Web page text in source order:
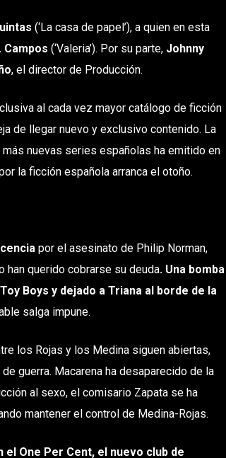
(‘La casa de papel’), a quien en esta
Campos (‘Valeria’). Por su parte, Johnny
, el director de Producción.
al cada vez mayor catálogo de ficción
de llegar nuevo y exclusivo contenido. La
más nuevas series españolas ha emitido en
la ficción española arranca el otoño.
por el asesinato de Philip Norman,
han querido cobrarse su deuda. Una bomba
Boys y dejado a Triana al borde de la
salga impune.
los Rojas y los Medina siguen abiertas,
guerra. Macarena ha desaparecido de la
al sexo, el comisario Zapata se ha
mantener el control de Medina-Rojas.
One Per Cent, el nuevo club de